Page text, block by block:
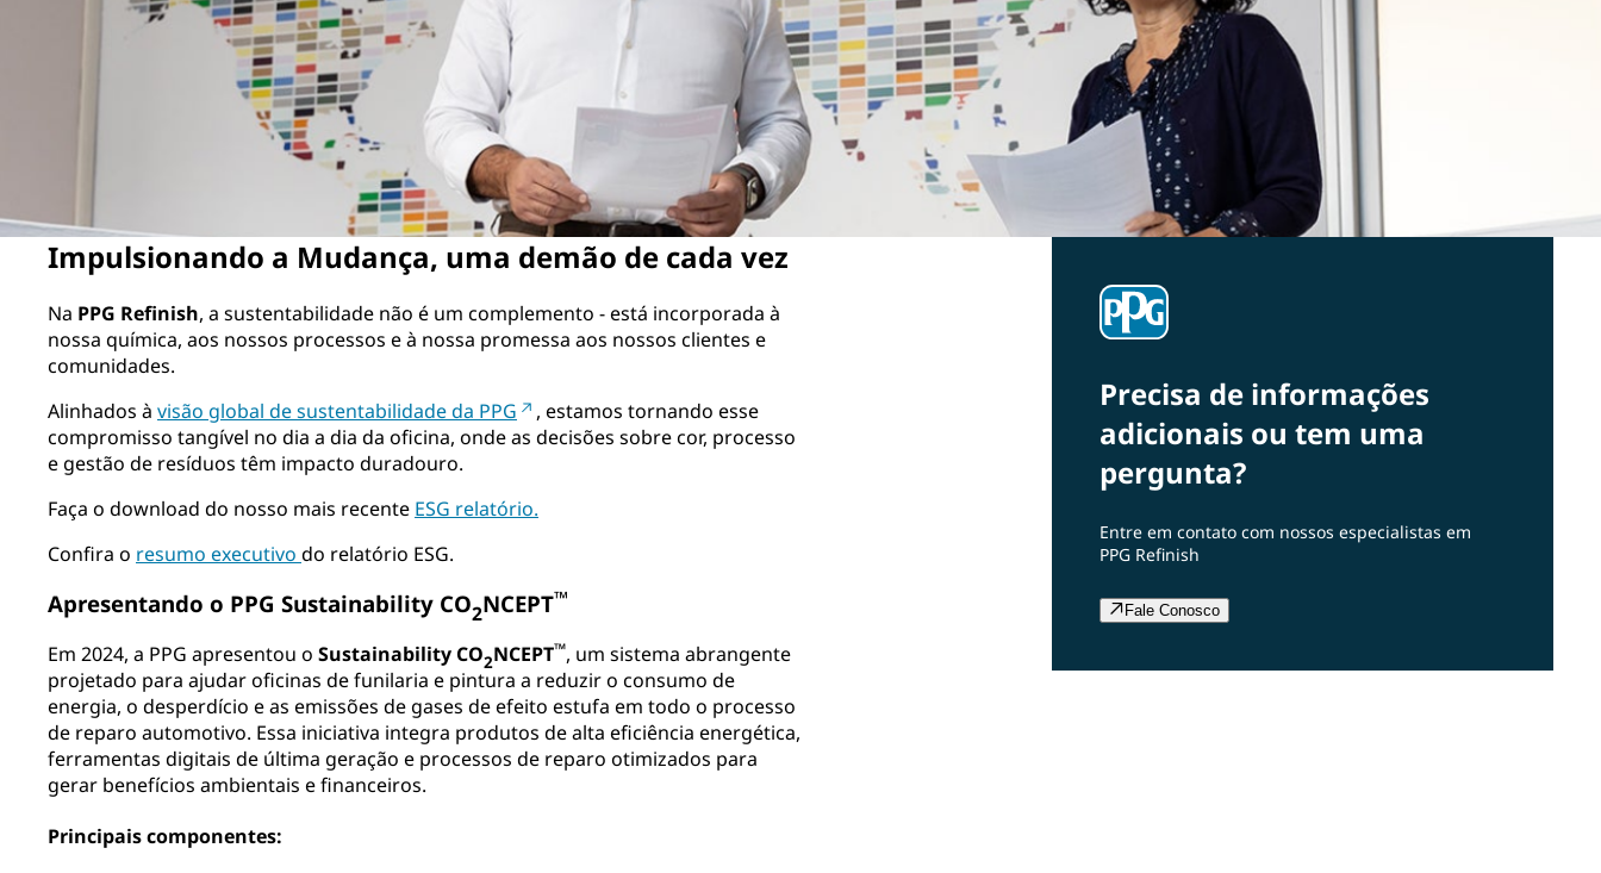
Impulsionando a Mudança, uma demão de cada vez
Na PPG Refinish, a sustentabilidade não é um complemento - está incorporada à
nossa química, aos nossos processos e à nossa promessa aos nossos clientes e
comunidades.​
Alinhados à visão global de sustentabilidade da PPG
, estamos tornando esse
compromisso tangível no dia a dia da oficina, onde as decisões sobre cor, processo
e gestão de resíduos têm impacto duradouro.​
Faça o download do nosso mais recente ESG relatório.
Confira o resumo executivo do relatório ESG.
Apresentando o PPG Sustainability CO2NCEPT™
Em 2024, a PPG apresentou o Sustainability CO2NCEPT™, um sistema abrangente
projetado para ajudar oficinas de funilaria e pintura a reduzir o consumo de
energia, o desperdício e as emissões de gases de efeito estufa em todo o processo
de reparo automotivo. Essa iniciativa integra produtos de alta eficiência energética,
ferramentas digitais de última geração e processos de reparo otimizados para
gerar benefícios ambientais e financeiros.​
Principais componentes:
Precisa de informações
adicionais ou tem uma
pergunta?
Entre em contato com nossos especialistas em
PPG Refinish
Fale Conosco